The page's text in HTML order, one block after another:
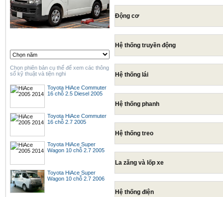
Chọn phiên bản cụ thể để xem các thông
số kỹ thuật và tiện nghi
Toyota HiAce Commuter
16 chỗ 2.5 Diesel 2005
Toyota HiAce Commuter
16 chỗ 2.7 2005
Toyota HiAce Super
Wagon 10 chỗ 2.7 2005
Toyota HiAce Super
Wagon 10 chỗ 2.7 2006
Động cơ
Hệ thống truyền động
Hệ thống lái
Hệ thống phanh
Hệ thống treo
La zăng và lốp xe
Hệ thống điện